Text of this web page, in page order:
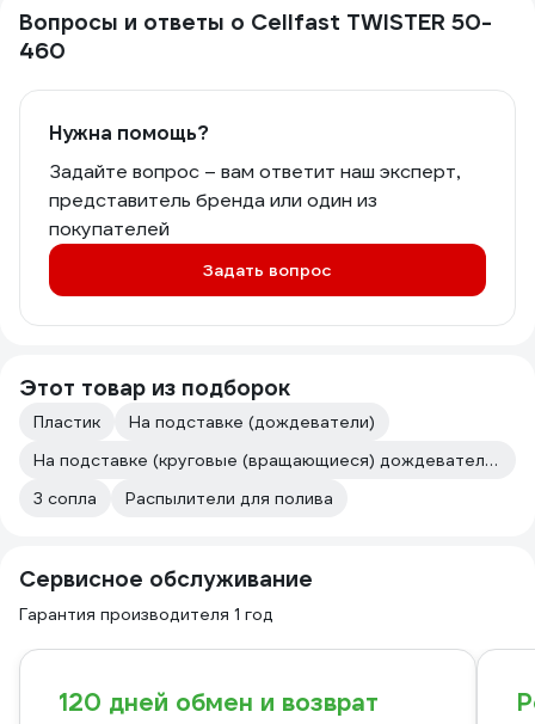
Вопросы и ответы о Cellfast TWISTER 50-
460
Нужна помощь?
Задайте вопрос – вам ответит наш эксперт,
представитель бренда или один из
покупателей
Задать вопрос
Этот товар из подборок
Пластик
На подставке (дождеватели)
На подставке (круговые (вращающиеся) дождеватели и распылители)
3 сопла
Распылители для полива
Сервисное обслуживание
Гарантия производителя 1 год
120 дней обмен и возврат